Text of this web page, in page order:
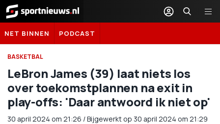
Sportnieuws.nl
NET BINNEN PODCAST
BASKETBAL
LeBron James (39) laat niets los
over toekomstplannen na exit in
play-offs: 'Daar antwoord ik niet op'
30 april 2024 om 21:26 /Bijgewerkt op 30 april 2024 om 21:29